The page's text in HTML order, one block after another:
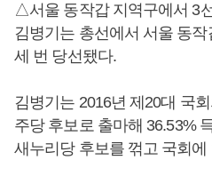
△서울 동작갑 지역구에서 3
김병기는 총선에서 서울 동작
세 번 당선됐다.
김병기는 2016년 제20대 국
주당 후보로 출마해 36.53%
새누리당 후보를 꺾고 국회에